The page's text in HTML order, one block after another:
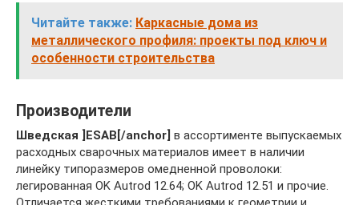
Читайте также: Каркасные дома из
металлического профиля: проекты под ключ и
особенности строительства
Производители
Шведская ]ESAB[/anchor] в ассортименте выпускаемых
расходных сварочных материалов имеет в наличии
линейку типоразмеров омедненной проволоки:
легированная OK Autrod 12.64; OK Autrod 12.51 и прочие.